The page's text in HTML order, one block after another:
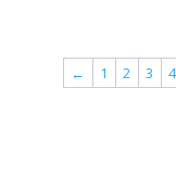
← 1 2 3 4